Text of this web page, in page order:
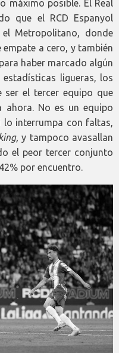
máximo posible. El Real
que el RCD Espanyol
Metropolitano, donde
a cero, y también
haber marcado algún
ligueras, los
ser el tercer equipo que
ahora. No es un equipo
lo interrumpa con faltas,
y tampoco avasallan
el peor tercer conjunto
por encuentro.